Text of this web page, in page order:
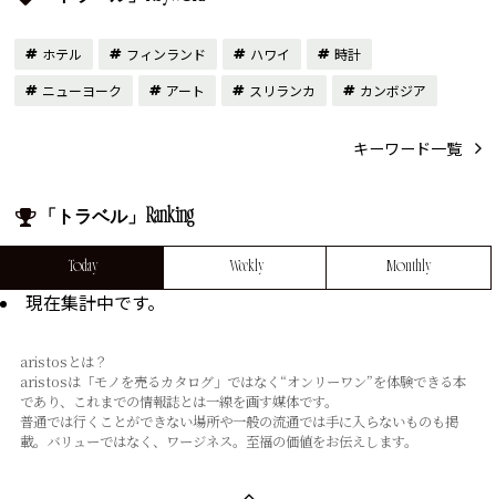
ホテル フィンランド ハワイ
時計
ニューヨーク
アート スリランカ カンボジア
キーワード一覧
「トラベル」Ranking
Today Weekly Monthly
現在集計中です。
aristosとは？
aristosは「モノを売るカタログ」ではなく“オンリーワン”を体験できる本
であり、これまでの情報誌とは⼀線を画す媒体です。
普通では⾏くことができない場所や⼀般の流通では⼿に⼊らないものも掲
載。バリューではなく、ワージネス。⾄福の価値をお伝えします。